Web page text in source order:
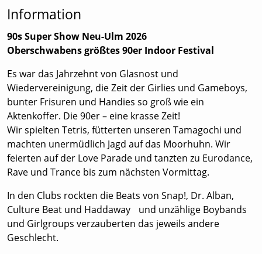
Information
90s Super Show Neu-Ulm 2026
Oberschwabens größtes 90er Indoor Festival
Es war das Jahrzehnt von Glasnost und
Wiedervereinigung, die Zeit der Girlies und Gameboys,
bunter Frisuren und Handies so groß wie ein
Aktenkoffer. Die 90er – eine krasse Zeit!
Wir spielten Tetris, fütterten unseren Tamagochi und
machten unermüdlich Jagd auf das Moorhuhn. Wir
feierten auf der Love Parade und tanzten zu Eurodance,
Rave und Trance bis zum nächsten Vormittag.
In den Clubs rockten die Beats von Snap!, Dr. Alban,
Culture Beat und Haddaway und unzählige Boybands
und Girlgroups verzauberten das jeweils andere
Geschlecht.